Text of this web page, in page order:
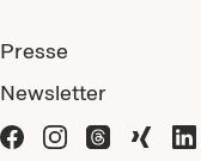
Presse
Newsletter